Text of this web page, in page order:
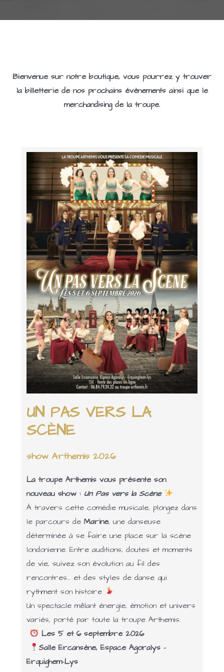
Bienvenue sur notre boutique, vous pourrez y trouver
la billetterie de nos prochains évènements ainsi que le
merchandising de la troupe.
UN PAS VERS LA
SCÈNE
show Arthemis 2026
La troupe Arthemis vous présente son
nouveau show : Un Pas vers la Scène
À travers cette comédie musicale, plongez dans
le parcours deMarine, une danseuse
déterminée à se faire une place sur la scène
londonienne. Entre auditions, doutes et moments
de vie, suivez son évolution au fil des
rencontres… et des styles de danse qui
rythment son histoire
Un spectacle mêlant énergie, émotion et univers
variés, porté par toute la troupe Arthemis.
Les 5 et 6 septembre 2026
Salle Ercansène, Espace Agoralys –
Erquighem-Lys